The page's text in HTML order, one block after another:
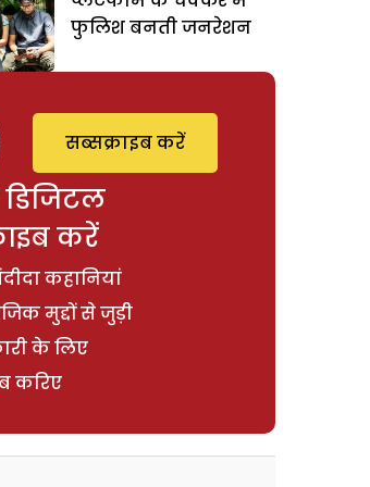
फुलिश बनती जनरेशन
डिजिटल
करें
कहानियां
मुद्दों से जुड़ी
के लिए
करिए
सब्सक्राइब करें